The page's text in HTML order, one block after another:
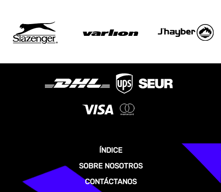
ÍNDICE
SOBRE NOSOTROS
CONTÁCTANOS